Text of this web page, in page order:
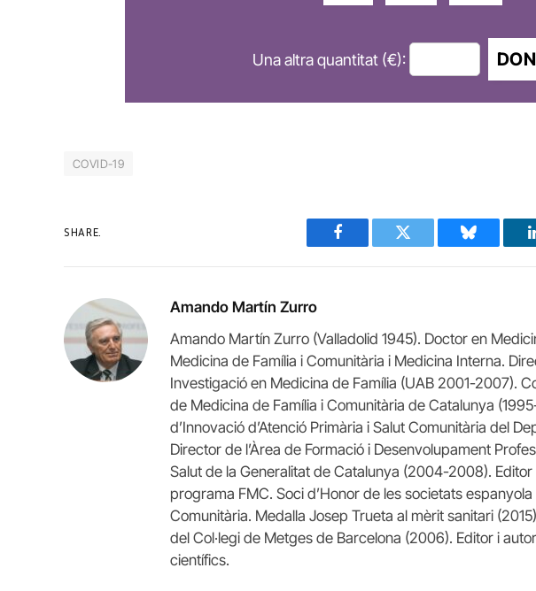
Una altra quantitat (€):
COVID-19
SHARE.
Facebook Twitter Bluesky
Amando Martín Zurro
Amando Martín Zurro (Valladolid 1945). Doctor en
Medicina de Família i Comunitària i Medicina Interna.
Investigació en Medicina de Família (UAB 2001-2007).
de Medicina de Família i Comunitària de Catalunya
d’Innovació d’Atenció Primària i Salut Comunitària del
Director de l’Àrea de Formació i Desenvolupament
Salut de la Generalitat de Catalunya (2004-2008).
programa FMC. Soci d’Honor de les societats
Comunitària. Medalla Josep Trueta al mèrit sanitari
del Col·legi de Metges de Barcelona (2006). Editor i
científics.